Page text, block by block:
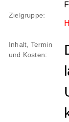
Zielgruppe:
Inhalt, Termin
und Kosten: